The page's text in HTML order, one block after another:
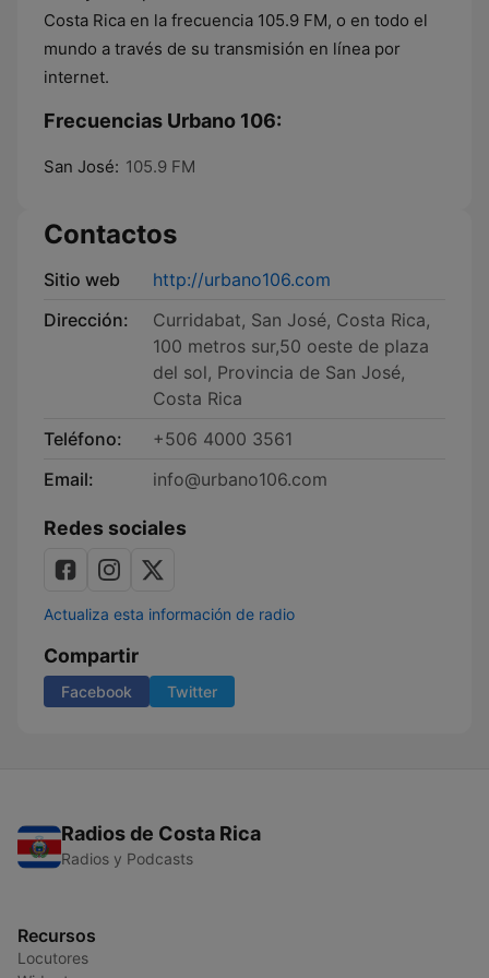
Costa Rica en la frecuencia 105.9 FM, o en todo el
mundo a través de su transmisión en línea por
internet.
Frecuencias Urbano 106:
San José: 105.9 FM
Contactos
Sitio web
http://urbano106.com
Dirección:
Curridabat, San José, Costa Rica,
100 metros sur,50 oeste de plaza
del sol, Provincia de San José,
Costa Rica
Teléfono:
+506 4000 3561
Email:
info@urbano106.com
Redes sociales
Actualiza esta información de radio
Compartir
Facebook Twitter
Radios de Costa Rica
Radios y Podcasts
Recursos
Locutores